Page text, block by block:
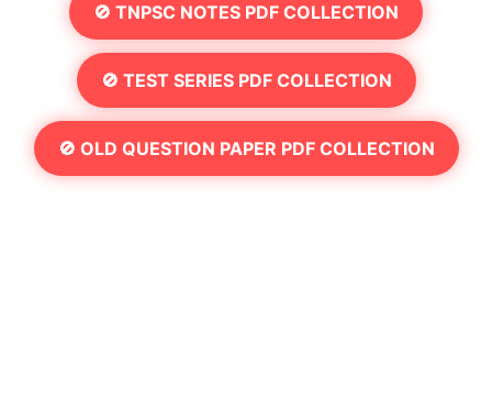
🚫 TNPSC NOTES PDF COLLECTION
🚫 TEST SERIES PDF COLLECTION
🚫 OLD QUESTION PAPER PDF COLLECTION